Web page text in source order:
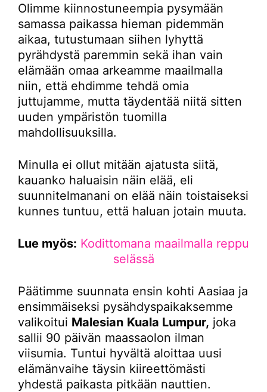
Olimme kiinnostuneempia pysymään
samassa paikassa hieman pidemmän
aikaa, tutustumaan siihen lyhyttä
pyrähdystä paremmin sekä ihan vain
elämään omaa arkeamme maailmalla
niin, että ehdimme tehdä omia
juttujamme, mutta täydentää niitä sitten
uuden ympäristön tuomilla
mahdollisuuksilla.
Minulla ei ollut mitään ajatusta siitä,
kauanko haluaisin näin elää, eli
suunnitelmanani on elää näin toistaiseksi
kunnes tuntuu, että haluan jotain muuta.
Lue myös: Kodittomana maailmalla reppu
selässä
Päätimme suunnata ensin kohti Aasiaa ja
ensimmäiseksi pysähdyspaikaksemme
valikoitui Malesian Kuala Lumpur, joka
sallii 90 päivän maassaolon ilman
viisumia. Tuntui hyvältä aloittaa uusi
elämänvaihe täysin kiireettömästi
yhdestä paikasta pitkään nauttien.